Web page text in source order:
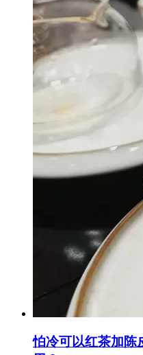
怕冷可以红茶加陈